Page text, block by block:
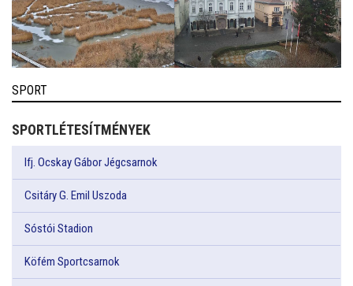
SPORT
SPORTLÉTESÍTMÉNYEK
Ifj. Ocskay Gábor Jégcsarnok
Csitáry G. Emil Uszoda
Sóstói Stadion
Köfém Sportcsarnok